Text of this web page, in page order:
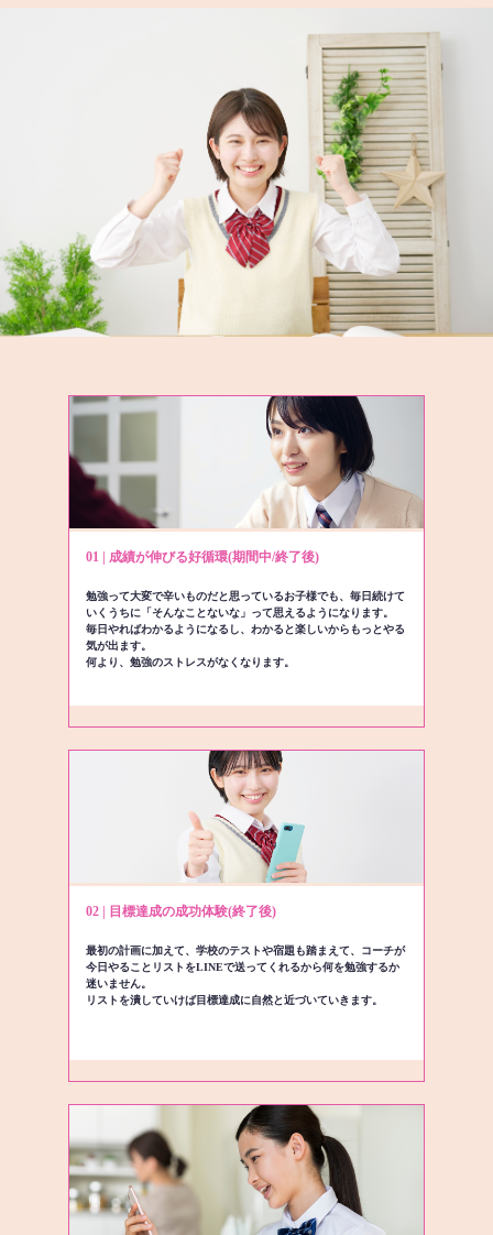
01 | 成績が伸びる好循環(期間中/終了後)
勉強って大変で辛いものだと思っているお子様でも、毎日続けて
いくうちに「そんなことないな」って思えるようになります。
毎日やればわかるようになるし、わかると楽しいからもっとやる
気が出ます。
何より、勉強のストレスがなくなります。
02 | 目標達成の成功体験(終了後)
最初の計画に加えて、学校のテストや宿題も踏まえて、コーチが
今日やることリストをLINEで送ってくれるから何を勉強するか
迷いません。
リストを潰していけば目標達成に自然と近づいていきます。